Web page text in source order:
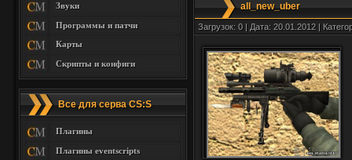
Звуки
Программы и патчи
Карты
Скрипты и конфиги
Все для серва CS:S
Плагины
Плагины eventscripts
all_new_uber
Загрузок: 0 | Дата: 20.01.2012 |